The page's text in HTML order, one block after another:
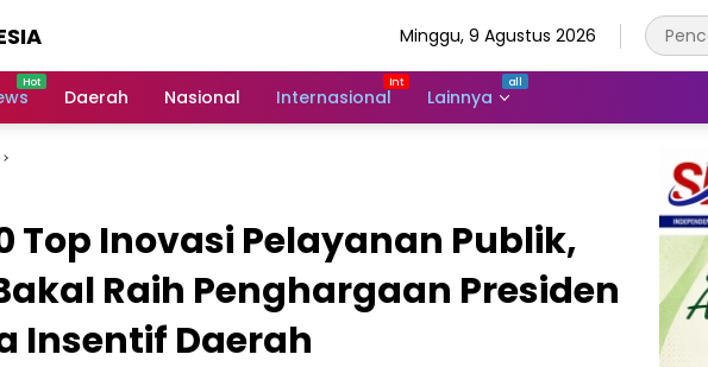
Minggu, 9 Agustus 2026
Daerah Nasional Internasional Lainnya
Top Inovasi Pelayanan Publik,
Raih Penghargaan Presiden
Insentif Daerah